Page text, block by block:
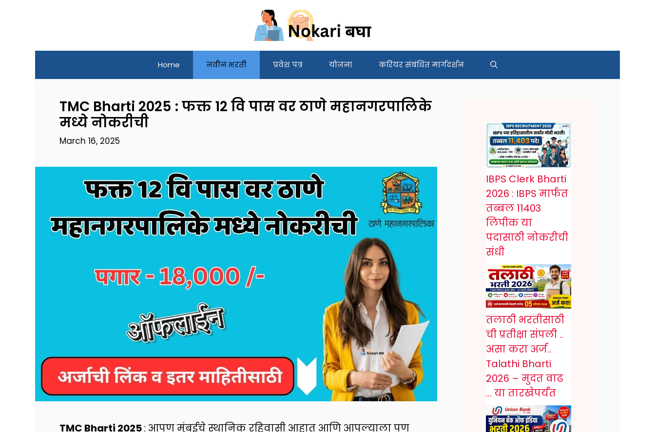
Home नवीन भरती प्रवेश पत्र योजना करियर संबंधित मार्गदर्शन
TMC Bharti 2025 : फक्त 12 वि पास वर ठाणे महानगरपालिके
मध्ये नोकरीची
March 16, 2025
TMC Bharti 2025: आपण मुंबईचे स्थानिक रहिवासी आहात आणि आपल्याला पण
IBPS Clerk Bharti
2026 : IBPS मार्फत
तब्बल 11403
लिपीक या
पदासाठी नोकरीची
संधी
तलाठी भरतीसाठी
ची प्रतीक्षा संपली ..
असा करा अर्ज..
Talathi Bharti
2026 – मुदत वाढ
… या तारखेपर्यंत